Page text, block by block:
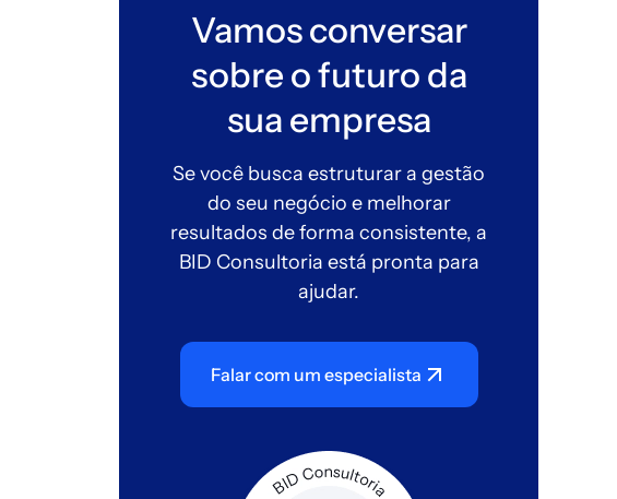
Vamos conversar
sobre o futuro da
sua empresa
Se você busca estruturar a gestão
do seu negócio e melhorar
resultados de forma consistente, a
BID Consultoria está pronta para
ajudar.
Falar com um especialista